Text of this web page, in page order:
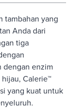
tambahan yang
Anda dari
tiga
dengan enzim
Calerie™
yang kuat untuk